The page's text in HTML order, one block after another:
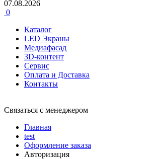
07.08.2026
0
Каталог
LED Экраны
Медиафасад
3D-контент
Сервис
Оплата и Доставка
Контакты
Связаться с менеджером
Главная
test
Оформление заказа
Авторизация